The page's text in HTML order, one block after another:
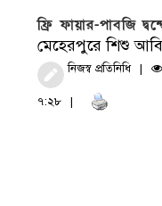
ফ্রি ফায়ার-পাবজি
মেহেরপুরে শিশু
নিজস্ব প্রতিনিধি
৭:২৮